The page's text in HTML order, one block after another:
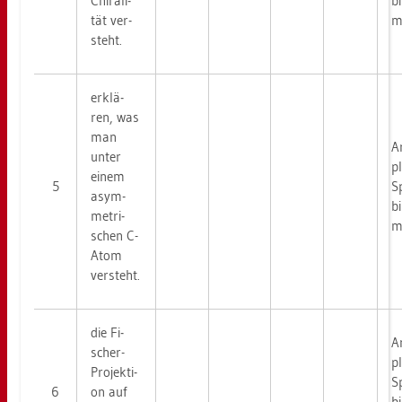
tät ver­
steht.
5
er­klä­
ren, was
man
unter
einem
asym­
me­tri­
schen C-
Atom
ver­steht.
6
die Fi­
scher-
Pro­jek­ti­
on auf